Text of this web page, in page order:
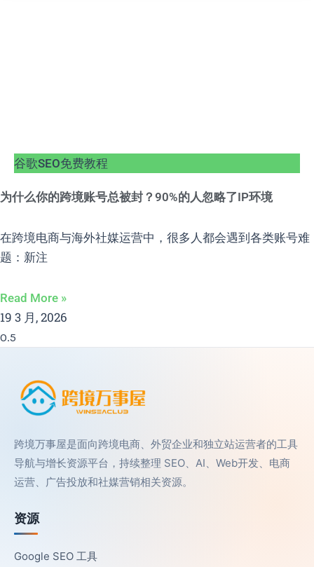
谷歌SEO免费教程
为什么你的跨境账号总被封？90%的人忽略了IP环境
在跨境电商与海外社媒运营中，很多人都会遇到各类账号难
题：新注
Read More »
19 3 月, 2026
跨境万事屋是面向跨境电商、外贸企业和独立站运营者的工具
导航与增长资源平台，持续整理 SEO、AI、Web开发、电商
运营、广告投放和社媒营销相关资源。
资源
Google SEO 工具